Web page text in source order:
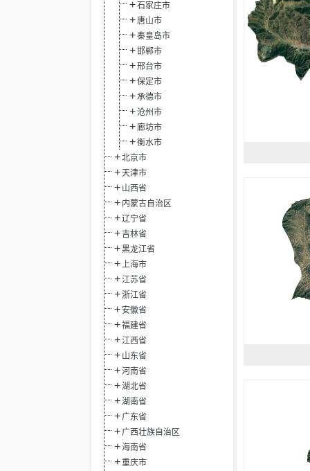
石家庄市
唐山市
秦皇岛市
邯郸市
邢台市
保定市
承德市
沧州市
廊坊市
衡水市
北京市
天津市
山西省
内蒙古自治区
辽宁省
吉林省
黑龙江省
上海市
江苏省
浙江省
安徽省
福建省
江西省
山东省
河南省
湖北省
湖南省
广东省
广西壮族自治区
海南省
重庆市